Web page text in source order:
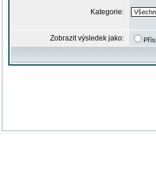
Kategorie:
Zobrazit výsledek jako: